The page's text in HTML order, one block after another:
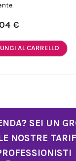
€
AL CARRELLO
SEI UN
NOSTRE